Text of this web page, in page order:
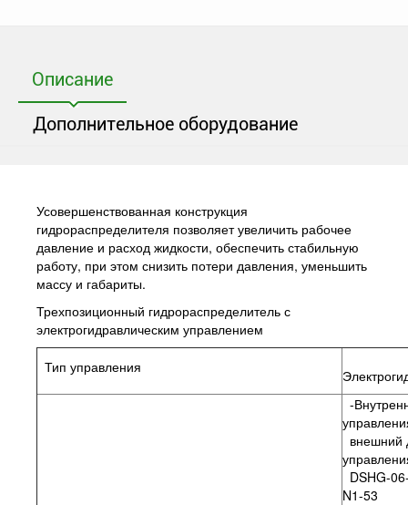
Описание
Дополнительное оборудование
Усовершенствованная конструкция
гидрораспределителя позволяет увеличить рабочее
давление и расход жидкости, обеспечить стабильную
работу, при этом снизить потери давления, уменьшить
массу и габариты.
Трехпозиционный гидрораспределитель с
электрогидравлическим управлением
Тип управления
-
внешний
DSHG-
N1-53